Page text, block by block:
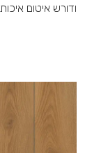
ודורש איטום